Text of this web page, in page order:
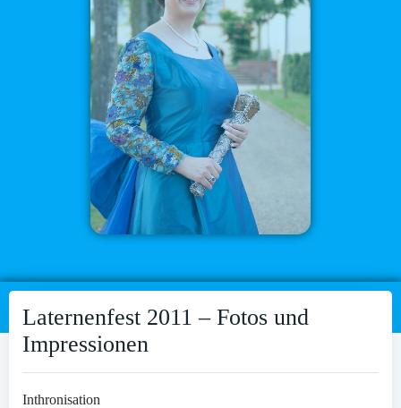
Laternenfest 2011 – Fotos und
Impressionen
Inthronisation